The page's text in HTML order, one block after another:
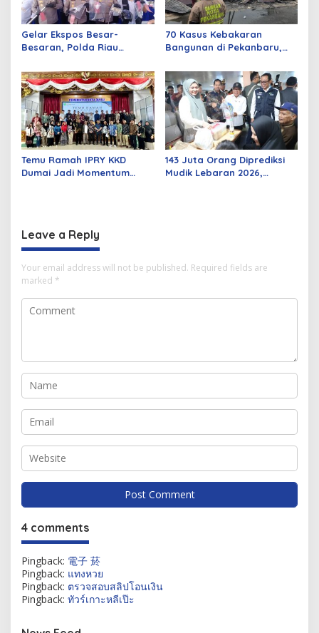
Gelar Ekspos Besar-
Besaran, Polda Riau
Curat, Curas, dan
Curanmor
70 Kasus Kebakaran
Bangunan di Pekanbaru,
Listrik
Temu Ramah IPRY KKD
Dumai Jadi Momentum
143 Juta Orang Diprediksi
Mudik Lebaran 2026,
Leave a Reply
Your email address will not be published. Required fields are
marked *
4 comments
Pingback: 電子 菸
Pingback: แทงหวย
Pingback: ตรวจสอบสลิปโอนเงิน
Pingback: ทัวร์เกาะหลีเป๊ะ